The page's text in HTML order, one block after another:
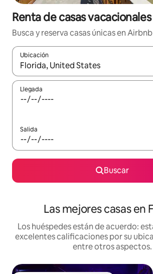
Renta de casas
Busca y reserva casas únicas en Airbnb
Ubicación
Cuando los resultados estén
Llegada
Salida
Buscar
Las mejores casas en
Los huéspedes están de acuerdo:
excelentes calificaciones por su
entre otros aspectos.